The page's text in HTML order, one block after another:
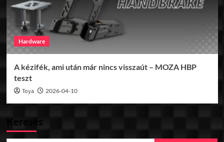
Hardware
A kézifék, ami után már nincs visszaút – MOZA HBP
teszt
Toya 2026-04-10
Keresés